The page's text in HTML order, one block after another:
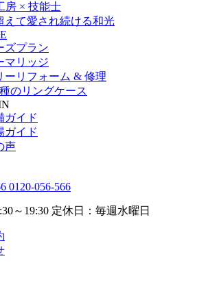
房 × 技能士
えて愛され続ける和光
ズプラン
マリッジ
ーリフォーム & 修理
のリングケース
ガイド
ガイド
声
0120-056-566
～19:30 定休日：毎週水曜日